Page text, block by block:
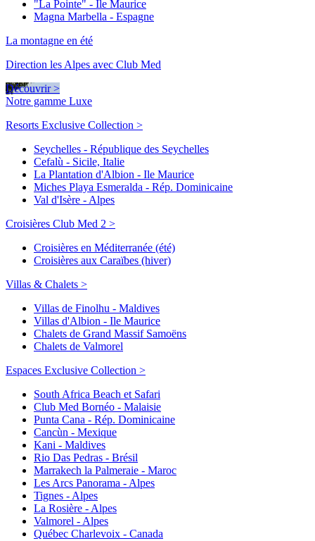
"La Pointe" - Ile Maurice
Magna Marbella - Espagne
La montagne en été
Direction les Alpes avec Club Med
Découvrir >
Notre gamme Luxe
Resorts Exclusive Collection >
Seychelles - République des Seychelles
Cefalù - Sicile, Italie
La Plantation d'Albion - Ile Maurice
Miches Playa Esmeralda - Rép. Dominicaine
Val d'Isère - Alpes
Croisières Club Med 2 >
Croisières en Méditerranée (été)
Croisières aux Caraïbes (hiver)
Villas & Chalets >
Villas de Finolhu - Maldives
Villas d'Albion - Ile Maurice
Chalets de Grand Massif Samoëns
Chalets de Valmorel
Espaces Exclusive Collection >
South Africa Beach et Safari
Club Med Bornéo - Malaisie
Punta Cana - Rép. Dominicaine
Cancùn - Mexique
Kani - Maldives
Rio Das Pedras - Brésil
Marrakech la Palmeraie - Maroc
Les Arcs Panorama - Alpes
Tignes - Alpes
La Rosière - Alpes
Valmorel - Alpes
Québec Charlevoix - Canada